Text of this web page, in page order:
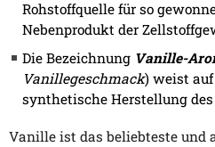
Rohstoffquelle für so
Nebenprodukt der
Die Bezeichnung Vanille-
Vanillegeschmack) weist
synthetische Herstellung
Vanille ist das beliebteste und